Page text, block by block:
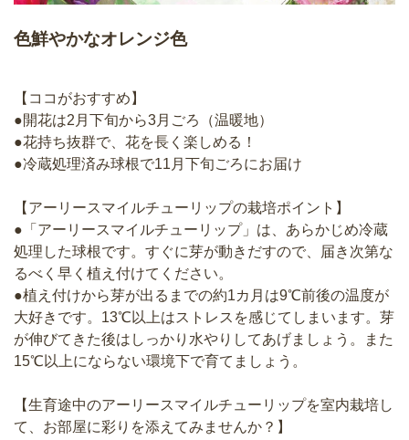
色鮮やかなオレンジ色
【ココがおすすめ】
●開花は2月下旬から3月ごろ（温暖地）
●花持ち抜群で、花を長く楽しめる！
●冷蔵処理済み球根で11月下旬ごろにお届け
【アーリースマイルチューリップの栽培ポイント】
●「アーリースマイルチューリップ」は、あらかじめ冷蔵
処理した球根です。すぐに芽が動きだすので、届き次第な
るべく早く植え付けてください。
●植え付けから芽が出るまでの約1カ月は9℃前後の温度が
大好きです。13℃以上はストレスを感じてしまいます。芽
が伸びてきた後はしっかり水やりしてあげましょう。また
15℃以上にならない環境下で育てましょう。
【生育途中のアーリースマイルチューリップを室内栽培し
て、お部屋に彩りを添えてみませんか？】